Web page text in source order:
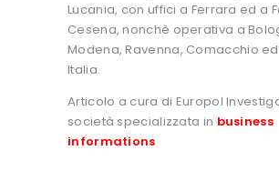
Lucania, con uffici a Ferrara ed a
Cesena, nonchè operativa a
Modena, Ravenna, Comacchio
Italia.
Articolo a cura di Europol
società specializzata in business
informations